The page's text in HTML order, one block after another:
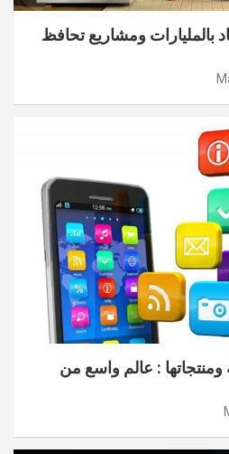
بالمليارات ومشاريع تحافظ
: عالم واسع من